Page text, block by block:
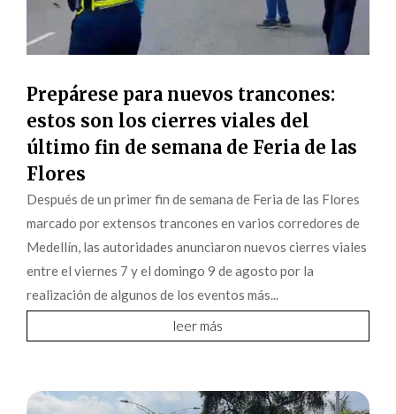
Prepárese para nuevos trancones:
estos son los cierres viales del
último fin de semana de Feria de las
Flores
Después de un primer fin de semana de Feria de las Flores
marcado por extensos trancones en varios corredores de
Medellín, las autoridades anunciaron nuevos cierres viales
entre el viernes 7 y el domingo 9 de agosto por la
realización de algunos de los eventos más...
leer más